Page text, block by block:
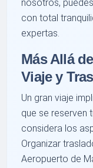
nosotros,
con total
expertas.
Más Allá
Viaje y
Un gran viaje
que se reserven
considera los
Organizar
Aeropuerto de